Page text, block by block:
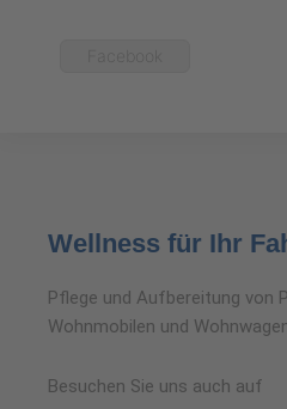
Wellness für Ihr
Pflege und Aufbereitung von
Wohnmobilen und
Besuchen Sie uns auch auf